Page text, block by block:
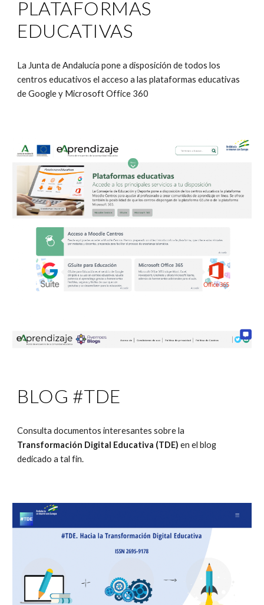
PLATAFORMAS
EDUCATIVAS
La Junta de Andalucía pone a disposición de todos los
centros educativos el acceso a las plataformas educativas
de Google y Microsoft Office 360
BLOG #TDE
Transformación Digital Educativa (TDE) en el blog
dedicado a tal fin.